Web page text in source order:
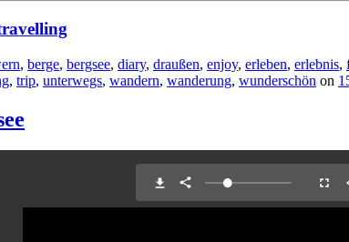
, berge, bergsee, diary, draußen, enjoy, erleben, erlebnis,
, trip, unterwegs, wandern, wanderung, wunderschön on